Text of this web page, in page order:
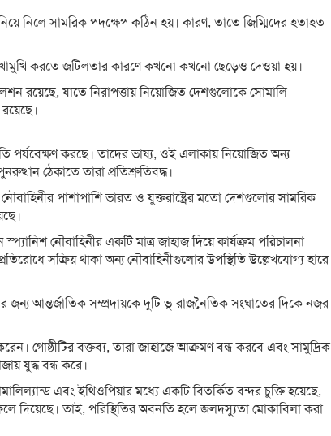
নিলে সামরিক পদক্ষেপ কঠিন হয়। কারণ, তাতে জিম্মিদের হতাহত
করতে জটিলতার কারণে কখনো কখনো ছেড়েও দেওয়া হয়।
রয়েছে, যাতে নিরাপত্তায় নিয়োজিত দেশগুলোকে সোমালি
পর্যবেক্ষণ করছে। তাদের ভাষ্য, ওই এলাকায় নিয়োজিত অন্য
ঠেকাতে তারা প্রতিশ্রুতিবদ্ধ।
পাশাপাশি ভারত ও যুক্তরাষ্ট্রের মতো দেশগুলোর সামরিক
নৌবাহিনীর একটি মাত্র জাহাজ দিয়ে কার্যক্রম পরিচালনা
সক্রিয় থাকা অন্য নৌবাহিনীগুলোর উপস্থিতি উল্লেখযোগ্য হারে
আন্তর্জাতিক সম্প্রদায়কে দুটি ভূ-রাজনৈতিক সংঘাতের দিকে নজর
গোষ্ঠীটির বক্তব্য, তারা জাহাজে আক্রমণ বন্ধ করবে এবং সামুদ্রিক
যুদ্ধ বন্ধ করে।
এবং ইথিওপিয়ার মধ্যে একটি বিতর্কিত বন্দর চুক্তি হয়েছে,
দিয়েছে। তাই, পরিস্থিতির অবনতি হলে জলদস্যুতা মোকাবিলা করা